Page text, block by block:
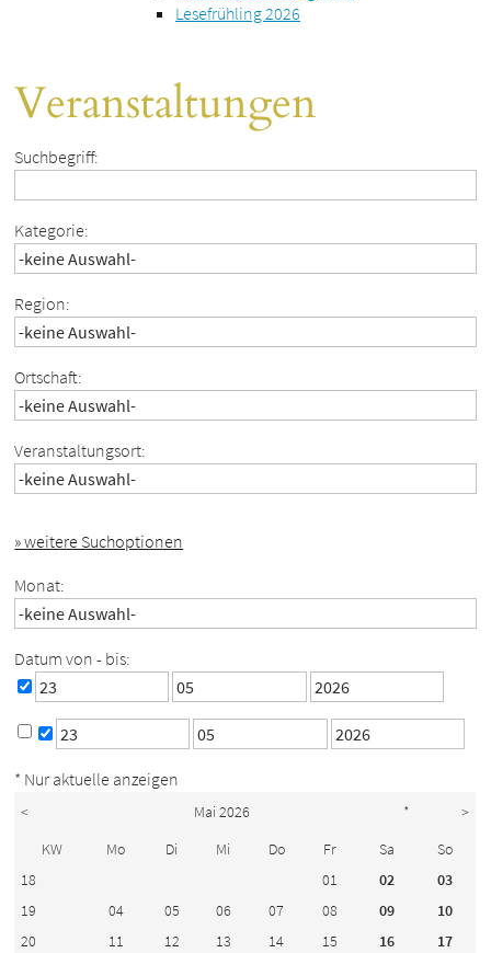
Lesefrühling 2026
Veranstaltungen
Suchbegriff:
Kategorie:
Region:
Ortschaft:
Veranstaltungsort:
» weitere Suchoptionen
Monat:
Datum von - bis:
* Nur aktuelle anzeigen
< Mai 2026 *
>
KW
Mo Di Mi Do Fr Sa
So
18
01 02
03
19
04 05 06 07 08 09
10
20
11 12 13 14 15 16
17